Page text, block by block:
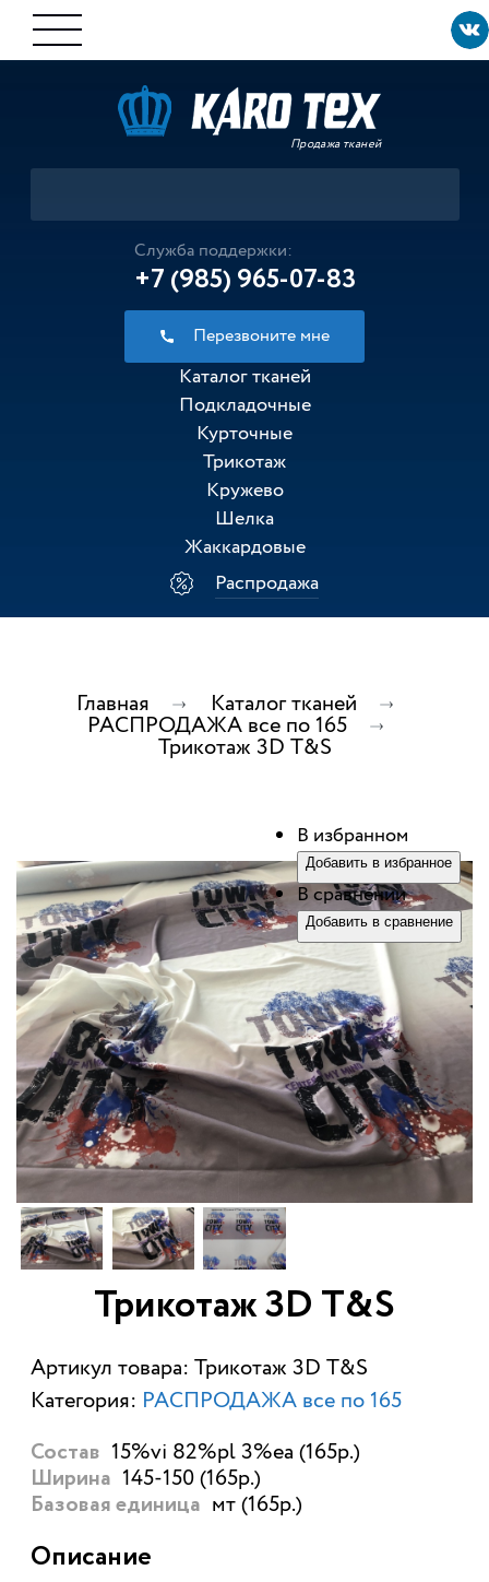
Продажа тканей
Служба поддержки:
+7 (985) 965-07-83
Перезвоните мне
Каталог тканей
Подкладочные
Курточные
Трикотаж
Кружево
Шелка
Жаккардовые
Распродажа
Главная Каталог тканей
РАСПРОДАЖА все по 165
Трикотаж 3D T&S
Трикотаж 3D T&S
Артикул товара: Трикотаж 3D T&S
Категория: РАСПРОДАЖА все по 165
Состав 15%vi 82%pl 3%ea (165р.)
Ширина 145-150 (165р.)
Базовая единица мт (165р.)
Описание
В избранном
Добавить в избранное
В сравнении
Добавить в сравнение